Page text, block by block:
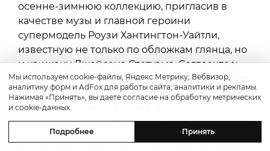
осенне-зимнюю коллекцию, пригласив в
качестве музы и главной героини
супермодель Роузи Хантингтон-Уайтли,
известную не только по обложкам глянца, но
и как жену Джейсона Стетхэма. Согласитесь,
нечасто отечественные марки сотрудничают
со звездами мирового уровня, и каждая такая
коллаборация неизменно привлекает
внимание. Сюжет кампании «Новая классика»
разворачивается в парадных залах
Мы используем cookie-файлы, Яндекс.Метрику, Вебвизор,
аналитику форм и AdFox для работы сайта, аналитики и рекламы.
Нажимая «Принять», вы даете согласие на обработку метрических
и cookie-данных.
Подробнее Принять